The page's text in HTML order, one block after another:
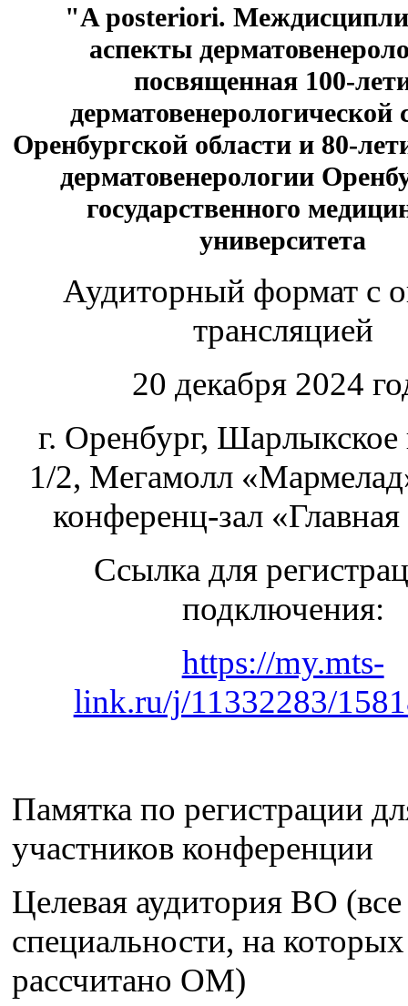
"A posteriori.
аспекты
посвященная 100-
Оренбургской области и 80-
дерматовенерологии
государственного
университета
Аудиторный формат с
трансляцией
20 декабря 2024
г. Оренбург,
1/2, Мегамолл
конференц-зал
Ссылка для
подключения:
https://my.mts-
link.ru/j/11332283/
Памятка по регистрации
участников конференции
Целевая аудитория ВО (все
специальности, на которых
рассчитано ОМ)